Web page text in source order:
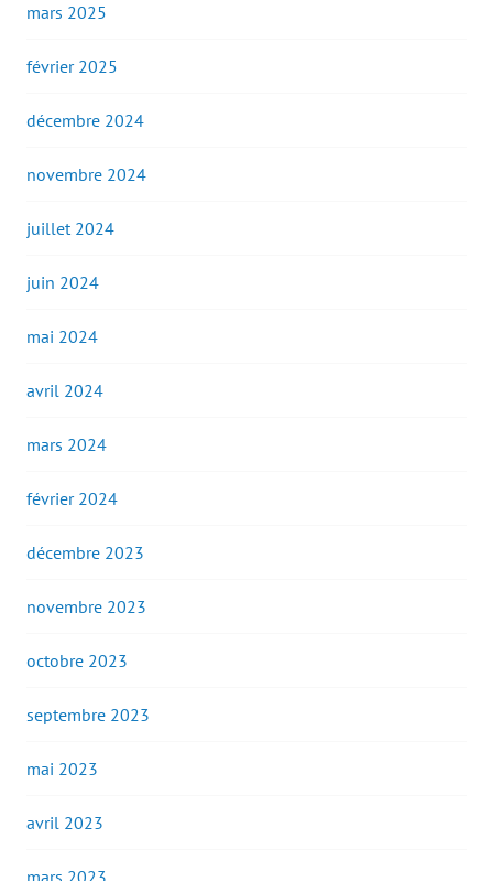
mars 2025
février 2025
décembre 2024
novembre 2024
juillet 2024
juin 2024
mai 2024
avril 2024
mars 2024
février 2024
décembre 2023
novembre 2023
octobre 2023
septembre 2023
mai 2023
avril 2023